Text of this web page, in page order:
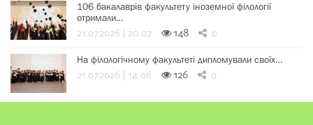
106 бакалаврів факультету іноземної філології
отримали…
21.07.2026 | 20:07 148 0
На філологічному факультеті дипломували своїх…
21.07.2026 | 14:06 126 0